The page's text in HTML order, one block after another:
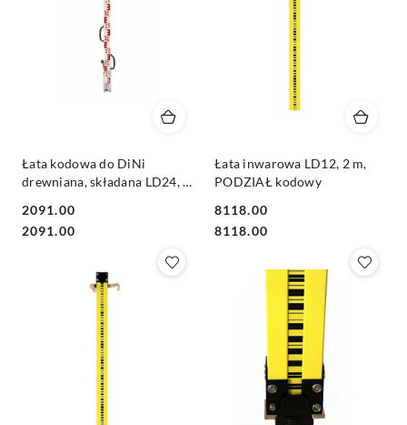
Łata kodowa do DiNi
drewniana, składana LD24, 4
Cena:
2091.00
Cena:
2091.00
Łata inwarowa LD12, 2 m,
PODZIAŁ kodowy
Cena:
8118.00
Cena:
8118.00